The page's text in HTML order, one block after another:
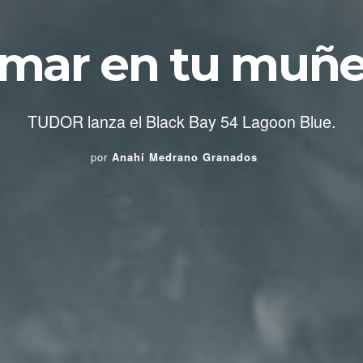
en tu
TUDOR lanza el Black Bay 54 Lagoon Blue.
por Anahí Medrano Granados